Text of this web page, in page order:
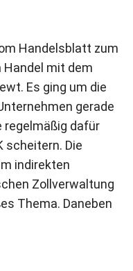
Handelsblatt zum
Handel mit dem
Es ging um die
gerade
regelmäßig dafür
scheitern. Die
indirekten
Zollverwaltung
Thema. Daneben